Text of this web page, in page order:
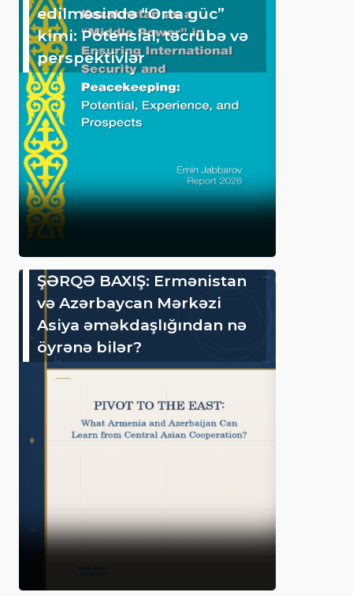
edilməsində “Orta güc”
kimi: Potensial, təcrübə və
perspektivlər
ŞƏRQƏ BAXIŞ: Ermənistan
və Azərbaycan Mərkəzi
Asiya əməkdaşlığından nə
öyrənə bilər?